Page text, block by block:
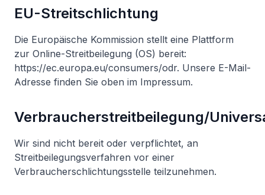
EU-Streitschlichtung
Die Europäische Kommission stellt eine Plattform
zur Online-Streitbeilegung (OS) bereit:
https://ec.europa.eu/consumers/odr. Unsere E-Mail-
Adresse finden Sie oben im Impressum.
Verbraucherstreitbeilegung/
Wir sind nicht bereit oder verpflichtet, an
Streitbeilegungsverfahren vor einer
Verbraucherschlichtungsstelle teilzunehmen.